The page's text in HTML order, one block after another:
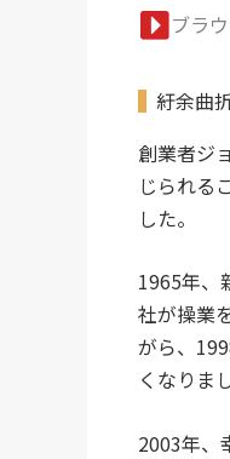
ブラ
紆余曲
創業者ジ
じられる
した。
1965年、
社が操業
がら、
くなりま
2003年、